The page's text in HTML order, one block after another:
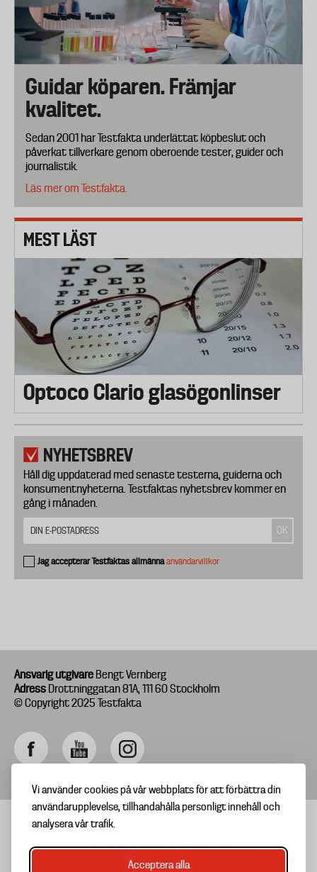
Vi använder cookies på vår webbplats för att förbättra din
användarupplevelse, tillhandahålla personligt innehåll och
analysera vår trafik.
Acceptera alla
Guidar köparen. Främjar
kvalitet.
Sedan 2001 har Testfakta underlättat köpbeslut och
påverkat tillverkare genom oberoende tester, guider och
journalistik.
Läs mer om Testfakta.
MEST LÄST
Optoco Clario glasögonlinser
NYHETSBREV
Håll dig uppdaterad med senaste testerna, guiderna och
konsumentnyheterna. Testfaktas nyhetsbrev kommer en
gång i månaden.
Jag accepterar Testfaktas allmännaanvändarvillkor
Ansvarig utgivare Bengt Vernberg
Adress Drottninggatan 81A, 111 60 Stockholm
© Copyright 2025 Testfakta